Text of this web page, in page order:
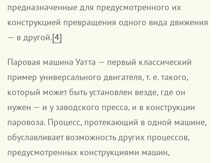
предназначенные для предусмотренного их
конструкцией превращения одного вида движения
— в другой.[4]
Паровая машина Уатта — первый классический
пример универсального двигателя, т. е. такого,
который может быть установлен везде, где он
нужен — и у заводского пресса, и в конструкции
паровоза. Процесс, протекающий в одной машине,
обуславливает возможность других процессов,
предусмотренных конструкциями машин,